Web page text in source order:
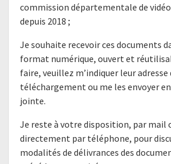
commission départementale de
depuis 2018 ;
Je souhaite recevoir ces documents
format numérique, ouvert et
faire, veuillez m’indiquer leur adresse
téléchargement ou me les envoyer
jointe.
Je reste à votre disposition, par mail
directement par téléphone, pour
modalités de délivrances des